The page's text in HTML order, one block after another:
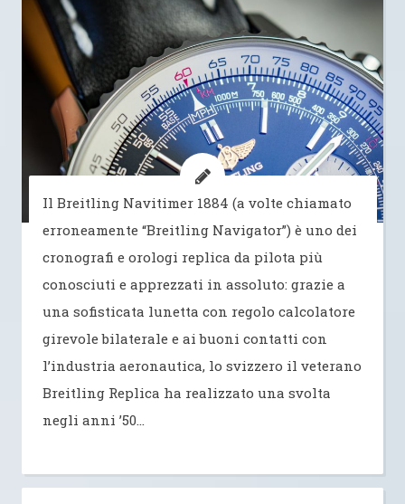
Il Breitling Navitimer 1884 (a volte chiamato
erroneamente “Breitling Navigator”) è uno dei
cronografi e orologi replica da pilota più
conosciuti e apprezzati in assoluto: grazie a
una sofisticata lunetta con regolo calcolatore
girevole bilaterale e ai buoni contatti con
l’industria aeronautica, lo svizzero il veterano
Breitling Replica ha realizzato una svolta
negli anni ’50…